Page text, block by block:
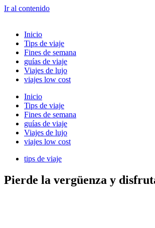
Ir al contenido
Inicio
Tips de viaje
Fines de semana
guías de viaje
Viajes de lujo
viajes low cost
Inicio
Tips de viaje
Fines de semana
guías de viaje
Viajes de lujo
viajes low cost
tips de viaje
Pierde la vergüenza y